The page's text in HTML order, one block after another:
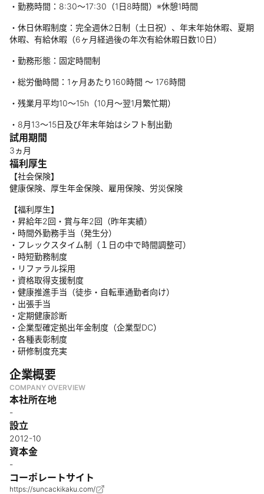
・勤務時間：8:30～17:30（1日8時間）※休憩1時間
・休日休暇制度：完全週休2日制（土日祝）、年末年始休暇、夏期
休暇、有給休暇（6ヶ月経過後の年次有給休暇日数10日）
・勤務形態：固定時間制
・総労働時間：1ヶ月あたり160時間 〜 176時間
・残業月平均10～15h（10月～翌1月繁忙期）
・8月13～15日及び年末年始はシフト制出勤
試用期間
3ヵ月
福利厚生
【社会保険】
健康保険、厚生年金保険、雇用保険、労災保険
【福利厚生】
・昇給年2回・賞与年2回（昨年実績）
・時間外勤務手当（発生分）
・フレックスタイム制（１日の中で時間調整可）
・時短勤務制度
・リファラル採用
・資格取得支援制度
・健康推進手当（徒歩・自転車通勤者向け）
・出張手当
・定期健康診断
・企業型確定拠出年金制度（企業型DC）
・各種表彰制度
・研修制度充実
企業概要
COMPANY OVERVIEW
本社所在地
-
設立
2012-10
資本金
-
コーポレートサイト
https://suncackikaku.com/